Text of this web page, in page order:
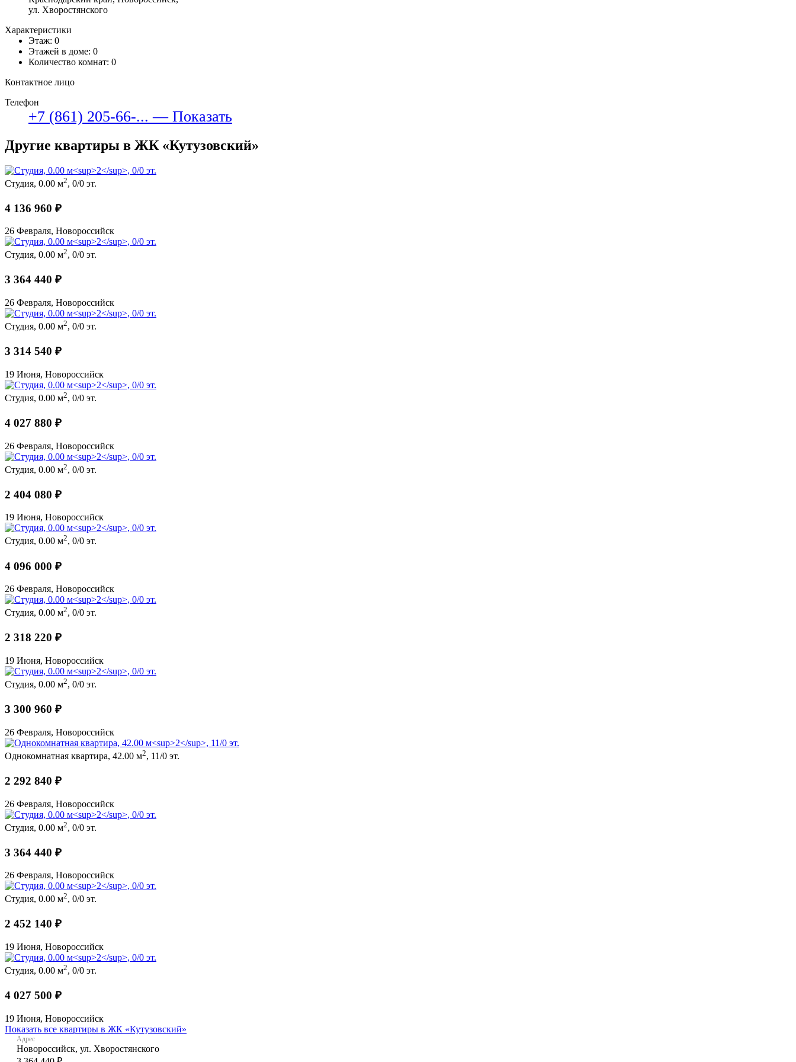
ул. Хворостянского
Характеристики
Этаж: 0
Этажей в доме: 0
Количество комнат: 0
Контактное лицо
Телефон
+7 (861) 205-66-... — Показать
Другие квартиры в ЖК «Кутузовский»
Студия, 0.00 м2, 0/0 эт.
4 136 960 ₽
26 Февраля, Новороссийск
Студия, 0.00 м2, 0/0 эт.
3 364 440 ₽
26 Февраля, Новороссийск
Студия, 0.00 м2, 0/0 эт.
3 314 540 ₽
19 Июня, Новороссийск
Студия, 0.00 м2, 0/0 эт.
4 027 880 ₽
26 Февраля, Новороссийск
Студия, 0.00 м2, 0/0 эт.
2 404 080 ₽
19 Июня, Новороссийск
Студия, 0.00 м2, 0/0 эт.
4 096 000 ₽
26 Февраля, Новороссийск
Студия, 0.00 м2, 0/0 эт.
2 318 220 ₽
19 Июня, Новороссийск
Студия, 0.00 м2, 0/0 эт.
3 300 960 ₽
26 Февраля, Новороссийск
Однокомнатная квартира, 42.00 м2, 11/0 эт.
2 292 840 ₽
26 Февраля, Новороссийск
Студия, 0.00 м2, 0/0 эт.
3 364 440 ₽
26 Февраля, Новороссийск
Студия, 0.00 м2, 0/0 эт.
2 452 140 ₽
19 Июня, Новороссийск
Студия, 0.00 м2, 0/0 эт.
4 027 500 ₽
19 Июня, Новороссийск
Показать все квартиры в ЖК «Кутузовский»
Адрес
Новороссийск, ул. Хворостянского